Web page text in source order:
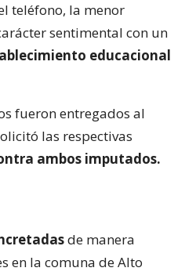
teléfono, la menor
sentimental con un
educacional
fueron entregados al
las respectivas
ambos imputados.
de manera
en la comuna de Alto